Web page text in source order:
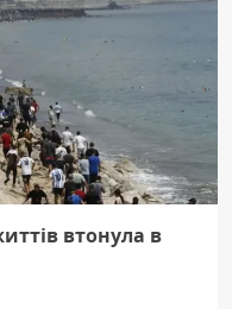
втонула в